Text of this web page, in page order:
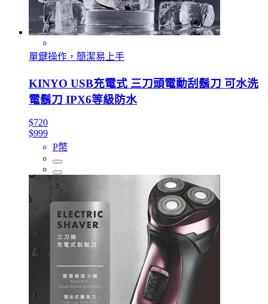
單鍵操作，簡潔易上手
KINYO USB充電式 三刀頭電動刮鬍刀 可水洗
電鬍刀 IPX6等級防水
$720
$999
P幣